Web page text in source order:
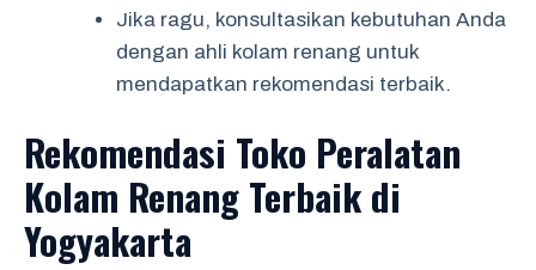
Jika ragu, konsultasikan kebutuhan Anda
dengan ahli kolam renang untuk
mendapatkan rekomendasi terbaik.
Rekomendasi Toko Peralatan
Kolam Renang Terbaik di
Yogyakarta